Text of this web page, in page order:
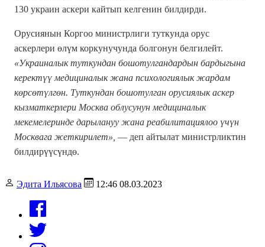
130 украин аскери кайтып келгенин билдирди.
Орусиянын Коргоо министрлиги туткунда орус
аскерлери өлүм коркунучунда болгонун белгилейт.
«Украиналык туткундан бошотулгандардын бардыгына
керектүү медициналык жана психологиялык жардам
көрсөтүлгөн. Туткундан бошотулган орусиялык аскер
кызматкерлери Москва облусунун медициналык
мекемелеринде дарылануу жана реабилитациялоо үчүн
Москвага жеткирилет», — деп айтылат министрликтин
билдирүүсүндө.
Эдита Ильясова 12:46 08.03.2023